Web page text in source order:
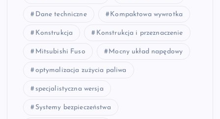
Dane techniczne Kompaktowa wywrotka
Konstrukcja Konstrukcja i przeznaczenie
Mitsubishi Fuso Mocny układ napędowy
optymalizacja zużycia paliwa
specjalistyczna wersja
Systemy bezpieczeństwa